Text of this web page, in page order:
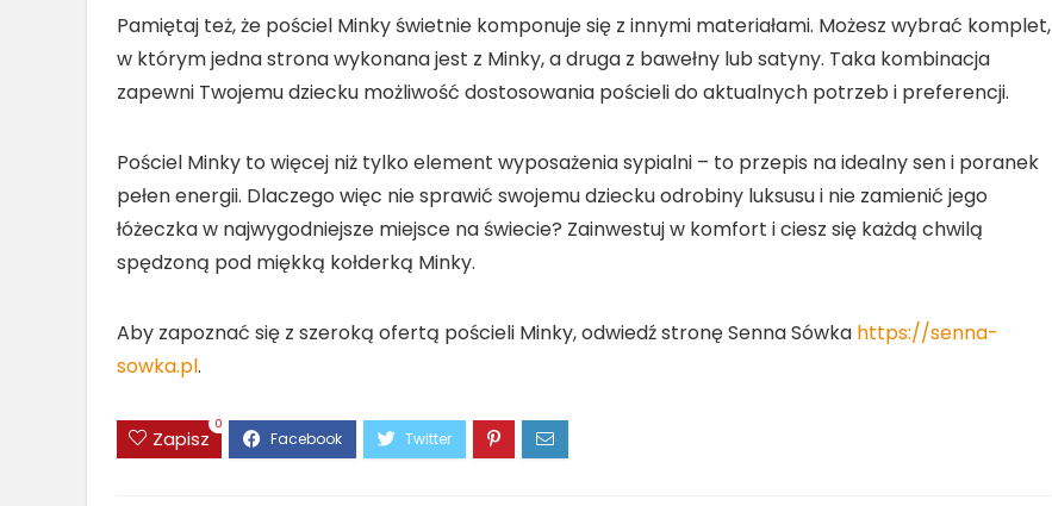
Pamiętaj też, że pościel Minky świetnie komponuje się z innymi materiałami. Możesz wybrać komplet,
w którym jedna strona wykonana jest z Minky, a druga z bawełny lub satyny. Taka kombinacja
zapewni Twojemu dziecku możliwość dostosowania pościeli do aktualnych potrzeb i preferencji.
Pościel Minky to więcej niż tylko element wyposażenia sypialni – to przepis na idealny sen i poranek
pełen energii. Dlaczego więc nie sprawić swojemu dziecku odrobiny luksusu i nie zamienić jego
łóżeczka w najwygodniejsze miejsce na świecie? Zainwestuj w komfort i ciesz się każdą chwilą
spędzoną pod miękką kołderką Minky.
Aby zapoznać się z szeroką ofertą pościeli Minky, odwiedź stronę Senna Sówka https://senna-
sowka.pl.
Zapisz
0